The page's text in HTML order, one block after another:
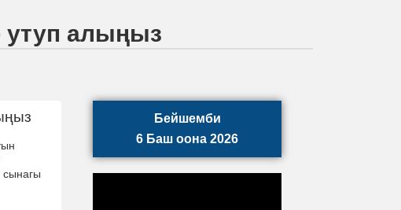
утуп алыңыз
сынагы
Бейшемби
6 Баш оона 2026